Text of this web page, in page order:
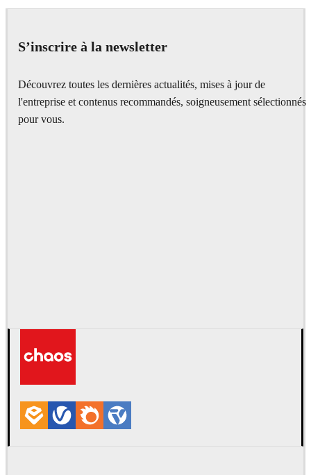
S’inscrire à la newsletter
Découvrez toutes les dernières actualités, mises à jour de
l'entreprise et contenus recommandés, soigneusement sélectionnés
pour vous.